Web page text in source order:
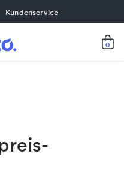
Kundenservice
0